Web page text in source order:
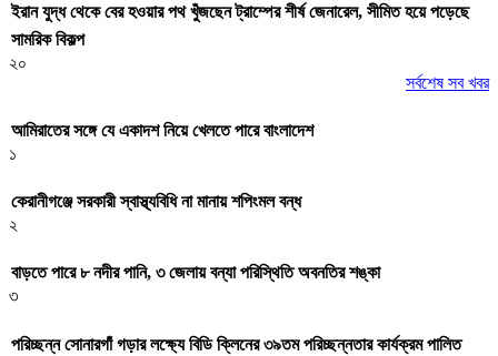
ইরান যুদ্ধ থেকে বের হওয়ার পথ খুঁজছেন ট্রাম্পের শীর্ষ জেনারেল, সীমিত হয়ে পড়েছে
সামরিক বিকল্প
২০
সর্বশেষ সব খবর
আমিরাতের সঙ্গে যে একাদশ নিয়ে খেলতে পারে বাংলাদেশ
১
কেরানীগঞ্জে সরকারী স্বাস্থ্যবিধি না মানায় শপিংমল বন্ধ
২
বাড়তে পারে ৮ নদীর পানি, ৩ জেলায় বন্যা পরিস্থিতি অবনতির শঙ্কা
৩
পরিচ্ছন্ন সোনারগাঁ গড়ার লক্ষ্যে বিডি ক্লিনের ৩৯তম পরিচ্ছন্নতার কার্যক্রম পালিত